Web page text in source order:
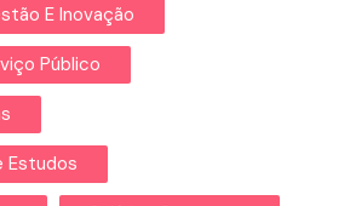
E Inovação
Público
Estudos